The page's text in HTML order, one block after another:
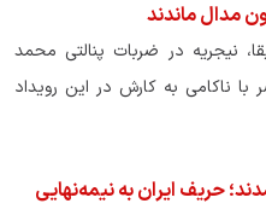
مدال ماندند
نیجریه در ضربات پنالتی محمد
ناکامی به کارش در این رویداد
حریف ایران به نیمه‌نهایی